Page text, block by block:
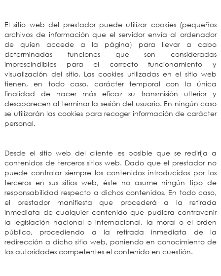
El sitio web del prestador puede utilizar cookies (pequeños
archivos de información que el servidor envía al ordenador
de quien accede a la página) para llevar a cabo
determinadas funciones que son consideradas
imprescindibles para el correcto funcionamiento y
visualización del sitio. Las cookies utilizadas en el sitio web
tienen, en todo caso, carácter temporal con la única
finalidad de hacer más eficaz su transmisión ulterior y
desaparecen al terminar la sesión del usuario. En ningún caso
se utilizarán las cookies para recoger información de carácter
personal.
Desde el sitio web del cliente es posible que se redirija a
contenidos de terceros sitios web. Dado que el prestador no
puede controlar siempre los contenidos introducidos por los
terceros en sus sitios web, éste no asume ningún tipo de
responsabilidad respecto a dichos contenidos. En todo caso,
el prestador manifiesta que procederá a la retirada
inmediata de cualquier contenido que pudiera contravenir
la legislación nacional o internacional, la moral o el orden
público, procediendo a la retirada inmediata de la
redirección a dicho sitio web, poniendo en conocimiento de
las autoridades competentes el contenido en cuestión.